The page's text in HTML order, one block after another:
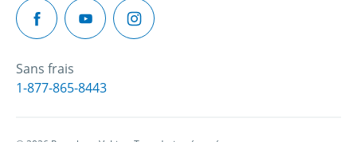
Sans frais
1-877-865-8443